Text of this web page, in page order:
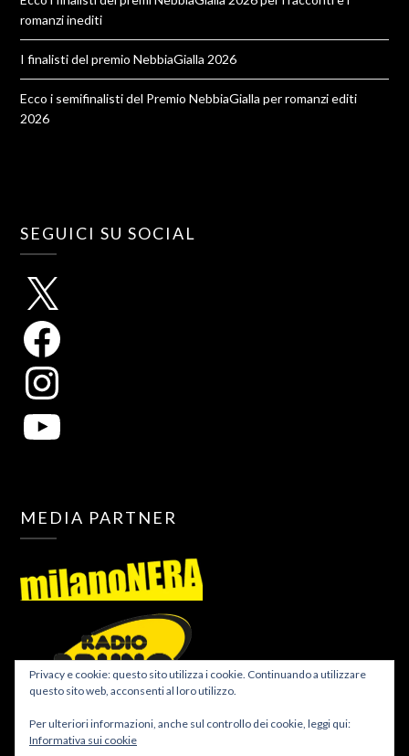
romanzi inediti
I finalisti del premio NebbiaGialla 2026
Ecco i semifinalisti del Premio NebbiaGialla per romanzi editi
2026
SEGUICI SU SOCIAL
MEDIA PARTNER
Privacy e cookie: questo sito utilizza i cookie. Continuando a utilizzare
questo sito web, acconsenti al loro utilizzo.
Per ulteriori informazioni, anche sul controllo dei cookie, leggi qui:
Informativa sui cookie